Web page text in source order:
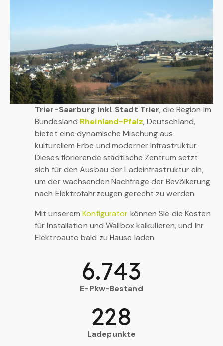
Trier-Saarburg inkl. Stadt Trier, die Region im
Bundesland Rheinland-Pfalz, Deutschland,
bietet eine dynamische Mischung aus
kulturellem Erbe und moderner Infrastruktur.
Dieses florierende städtische Zentrum setzt
sich für den Ausbau der Ladeinfrastruktur ein,
um der wachsenden Nachfrage der Bevölkerung
nach Elektrofahrzeugen gerecht zu werden.
Mit unseremKonfigurator können Sie die Kosten
für Installation und Wallbox kalkulieren, und Ihr
Elektroauto bald zu Hause laden.
E-Pkw-Bestand
6.743
Ladepunkte
228